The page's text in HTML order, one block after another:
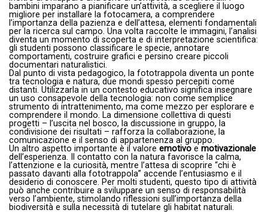
bambini imparano a pianificare un’attività, a scegliere il luogo
migliore per installare la fotocamera, a comprendere
l’importanza della pazienza e dell’attesa, elementi fondamentali
per la ricerca sul campo. Una volta raccolte le immagini, l’analisi
diventa un momento di scoperta e di interpretazione scientifica:
gli studenti possono classificare le specie, annotare
comportamenti, costruire grafici e persino creare piccoli
documentari naturalistici.
Dal punto di vista pedagogico, la fototrappola diventa un ponte
tra tecnologia e natura, due mondi spesso percepiti come
distanti. Utilizzarla in un contesto educativo significa insegnare
un uso consapevole della tecnologia: non come semplice
strumento di intrattenimento, ma come mezzo per esplorare e
comprendere il mondo. La dimensione collettiva di questi
progetti – l’uscita nel bosco, la discussione in gruppo, la
condivisione dei risultati – rafforza la collaborazione, la
comunicazione e il senso di appartenenza al gruppo.
Un altro aspetto importante è il valore emotivo e motivazionale
dell’esperienza. Il contatto con la natura favorisce la calma,
l’attenzione e la curiosità, mentre l’attesa di scoprire “chi è
passato davanti alla fototrappola” accende l’entusiasmo e il
desiderio di conoscere. Per molti studenti, questo tipo di attività
può anche contribuire a sviluppare un senso di responsabilità
verso l’ambiente, stimolando riflessioni sull’importanza della
biodiversità e sulla necessità di tutelare gli habitat naturali.